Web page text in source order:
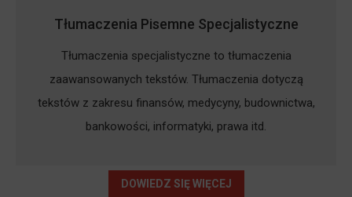
Tłumaczenia Pisemne Specjalistyczne
Tłumaczenia specjalistyczne to tłumaczenia
zaawansowanych tekstów. Tłumaczenia dotyczą
tekstów z zakresu finansów, medycyny, budownictwa,
bankowości, informatyki, prawa itd.
DOWIEDZ SIĘ WIĘCEJ